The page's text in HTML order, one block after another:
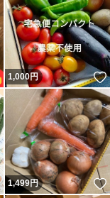
いいね！
1,000円
いいね！
1,499円